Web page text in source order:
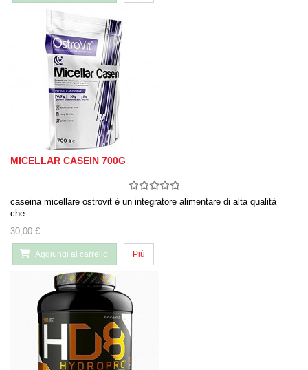
MICELLAR CASEIN 700G
caseina micellare ostrovit è un integratore alimentare di alta qualità
che…
30,00 €
Aggiungi al carrello Più